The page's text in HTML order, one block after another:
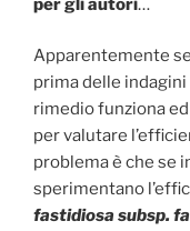
Apparentemente
prima delle
rimedio funziona
per valutare
problema è che se
sperimentano
fastidiosa subsp.